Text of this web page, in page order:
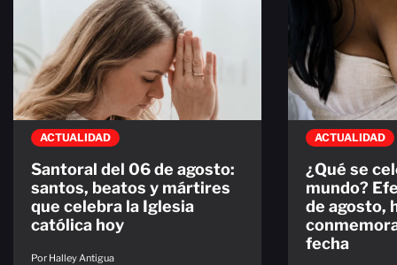
ACTUALIDAD
Santoral del 06 de agosto:
santos, beatos y mártires
que celebra la Iglesia
católica hoy
Por Halley Antigua
ACTUALIDAD
¿Qué se
mundo?
de agosto,
fecha